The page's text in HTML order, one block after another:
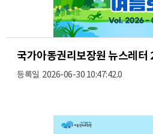
국가아동권리보장원 뉴스레
2026-06-30 10:47:42.0